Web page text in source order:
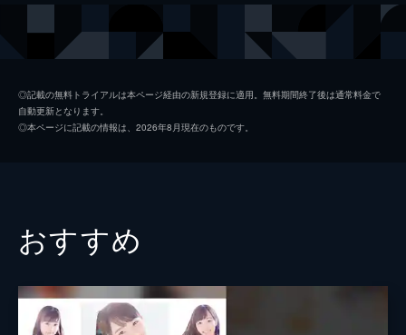
◎記載の無料トライアルは本ページ経由の新規登録に適用。無料期間終了後は通常料金で
自動更新となります。
◎本ページに記載の情報は、2026年8月現在のものです。
おすすめ